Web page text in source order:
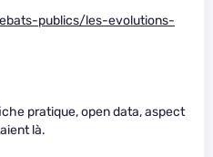
publics/les-evolutions-
pratique, open data, aspect
là.